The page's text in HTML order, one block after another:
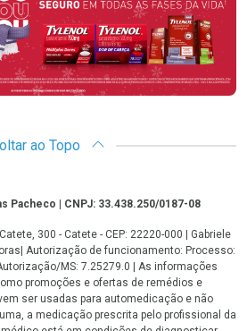
ao Topo
Pacheco | CNPJ: 33.438.250/0187-08
300 - Catete - CEP: 22220-000 | Gabriele
Autorização de funcionamento: Processo:
MS: 7.25279.0 | As informações
promoções e ofertas de remédios e
ser usadas para automedicação e não
a medicação prescrita pelo profissional da